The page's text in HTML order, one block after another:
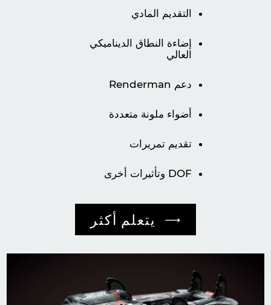
التقديم المادي
إضاءة النطاق الديناميكي
العالي
دعم Renderman
أضواء ملونة متعددة
تقديم تمريرات
DOF وتأثيرات أخرى
يتعلم أكثر